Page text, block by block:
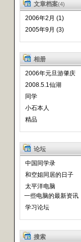
文章档案(4)
2006年2月 (1)
2005年9月 (3)
相册
2006年元旦游肇庆
2008.5.1仙湖
同学
小石本人
精品
论坛
中国同学录
和空姐同居的日子
太平洋电脑
一些电脑的最新资讯
学习论坛
搜索